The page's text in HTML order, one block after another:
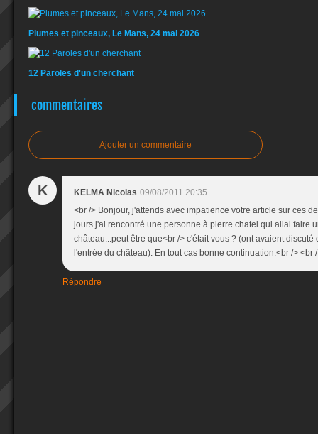
Plumes et pinceaux, Le Mans, 24 mai 2026
12 Paroles d'un cherchant
commentaires
Ajouter un commentaire
K KELMA Nicolas 09/08/2011 20:35
<br /> Bonjour, j'attends avec impatience votre article sur ces
jours j'ai rencontré une personne à pierre chatel qui allai faire
château...peut être que<br /> c'était vous ? (ont avaient discuté
l'entrée du château). En tout cas bonne continuation.<br /> <br
Répondre